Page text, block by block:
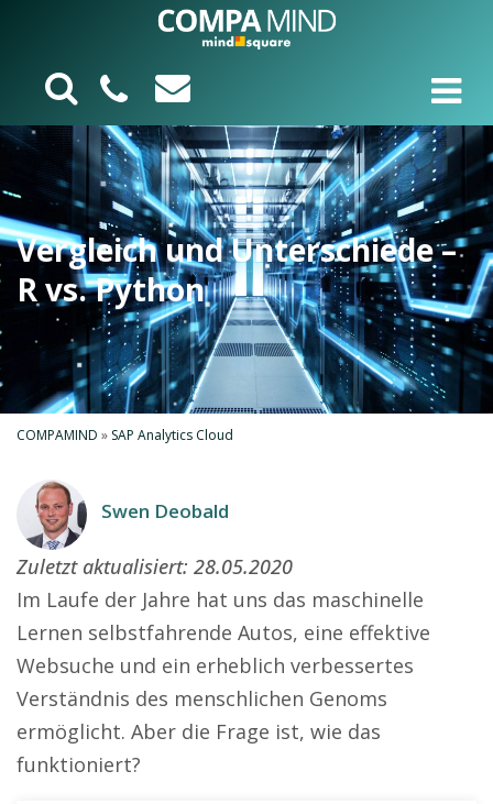
Vergleich und Unterschiede –
R vs. Python
COMPAMIND » SAP Analytics Cloud
Swen Deobald
Zuletzt aktualisiert: 28.05.2020
Im Laufe der Jahre hat uns das maschinelle
Lernen selbstfahrende Autos, eine effektive
Websuche und ein erheblich verbessertes
Verständnis des menschlichen Genoms
ermöglicht. Aber die Frage ist, wie das
funktioniert?